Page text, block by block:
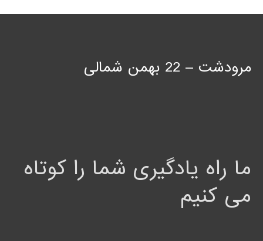
مرودشت – 22 بهمن شمالی
ما راه یادگیری شما را کوتاه
می کنیم